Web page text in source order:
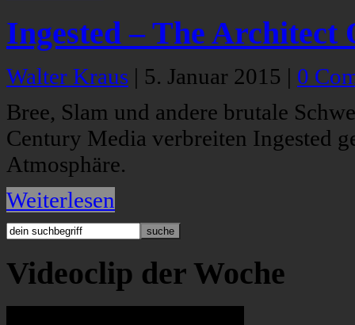
Ingested – The Architect
Walter Kraus | 5. Januar 2015 | 0
Bree, Slam und andere brutale
Century Media verbreiten Ingested
Atmosphäre.
Weiterlesen
Videoclip der Woche